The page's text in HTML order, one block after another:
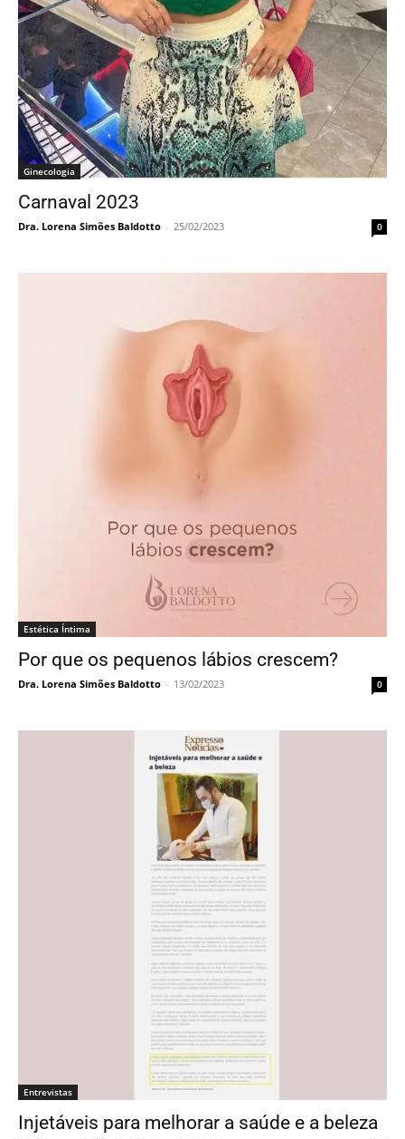
Ginecologia
Carnaval 2023
Dra. Lorena Simões Baldotto - 25/02/2023 0
Estética Íntima
Por que os pequenos lábios crescem?
Dra. Lorena Simões Baldotto - 13/02/2023 0
Entrevistas
Injetáveis para melhorar a saúde e a beleza